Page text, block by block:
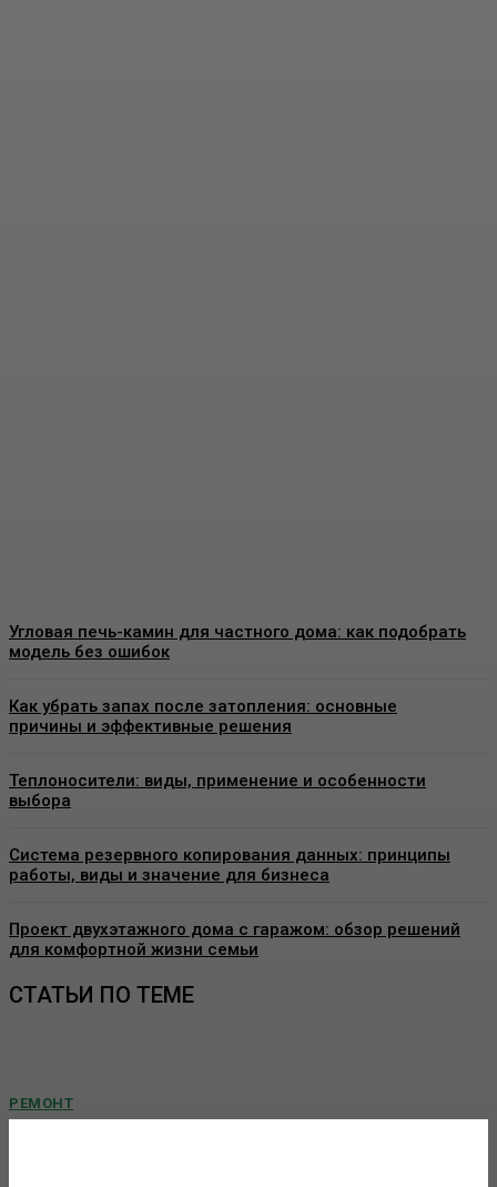
Угловая печь-камин для частного дома: как подобрать
модель без ошибок
Как убрать запах после затопления: основные
причины и эффективные решения
Теплоносители: виды, применение и особенности
выбора
Система резервного копирования данных: принципы
работы, виды и значение для бизнеса
Проект двухэтажного дома с гаражом: обзор решений
для комфортной жизни семьи
СТАТЬИ ПО ТЕМЕ
РЕМОНТ